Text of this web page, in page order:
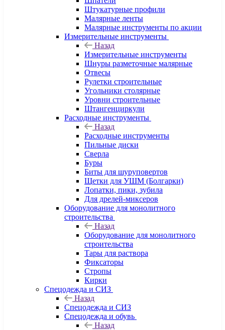
Штукатурные профили
Малярные ленты
Малярные инструменты по акции
Измерительные инструменты
Назад
Измерительные инструменты
Шнуры разметочные малярные
Отвесы
Рулетки строительные
Угольники столярные
Уровни строительные
Штангенциркули
Расходные инструменты
Назад
Расходные инструменты
Пильные диски
Сверла
Буры
Биты для шуруповертов
Щетки для УШМ (Болгарки)
Лопатки, пики, зубила
Для дрелей-миксеров
Оборудование для монолитного
строительства
Назад
Оборудование для монолитного
строительства
Тары для раствора
Фиксаторы
Стропы
Кирки
Спецодежда и СИЗ
Назад
Спецодежда и СИЗ
Спецодежда и обувь
Назад